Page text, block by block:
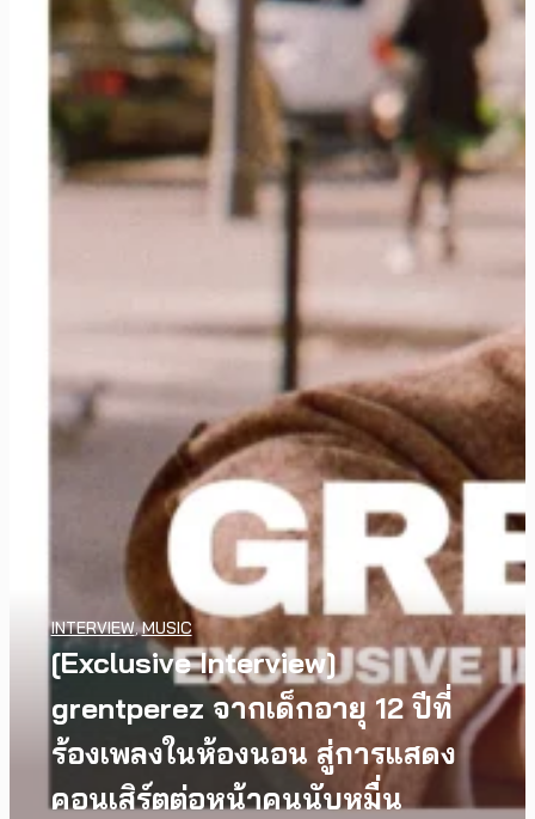
[Exclusive Interview]
grentperez จากเด็กอายุ 12 ปีที่
ร้องเพลงในห้องนอน สู่การแสดง
คอนเสิร์ตต่อหน้าคนนับหมื่น
INTERVIEW,MUSIC